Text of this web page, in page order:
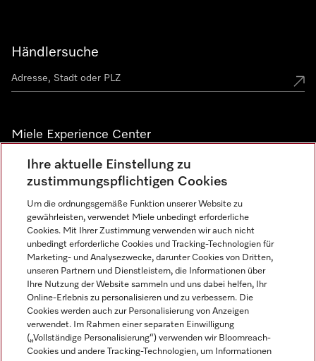
Händlersuche
Miele Experience Center
Alle Miele Experience Center anzeigen
Newsletter
Miele auf Instagram
Miele auf Facebook
Miele auf Youtube
Ihre aktuelle Einstellung zu
zustimmungspflichtigen Cookies
Um die ordnungsgemäße Funktion unserer Website zu
gewährleisten, verwendet Miele unbedingt erforderliche
Cookies. Mit Ihrer Zustimmung verwenden wir auch nicht
unbedingt erforderliche Cookies und Tracking-Technologien für
Marketing- und Analysezwecke, darunter Cookies von Dritten,
unseren Partnern und Dienstleistern, die Informationen über
Ihre Nutzung der Website sammeln und uns dabei helfen, Ihr
Online-Erlebnis zu personalisieren und zu verbessern. Die
Cookies werden auch zur Personalisierung von Anzeigen
verwendet. Im Rahmen einer separaten Einwilligung
(„Vollständige Personalisierung“) verwenden wir Bloomreach-
Cookies und andere Tracking-Technologien, um Informationen